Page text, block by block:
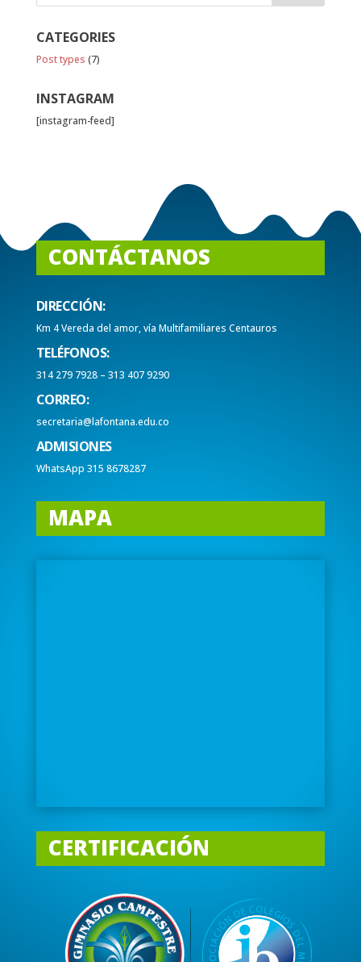
CATEGORIES
Post types (7)
INSTAGRAM
[instagram-feed]
CONTÁCTANOS
DIRECCIÓN:
Km 4 Vereda del amor, vía Multifamiliares Centauros
TELÉFONOS:
314 279 7928 – 313 407 9290
CORREO:
secretaria@lafontana.edu.co
ADMISIONES
WhatsApp 315 8678287
MAPA
CERTIFICACIÓN